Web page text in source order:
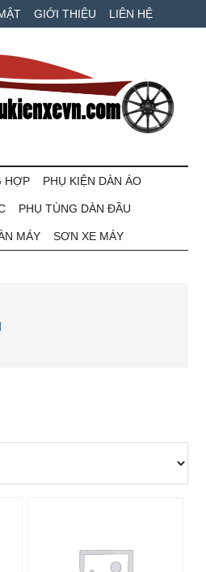
GIỚI THIỆU LIÊN HỆ
HỢP PHỤ KIỆN DÀN ÁO
PHỤ TÙNG DÀN ĐẦU
MÁY SƠN XE MÁY